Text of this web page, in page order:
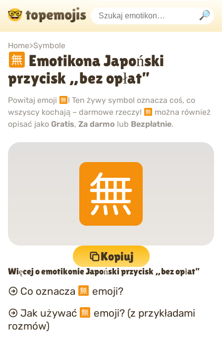
Home>Symbole
Emotikona Japoński
przycisk „bez opłat”
Powitaj emoji
! Ten żywy symbol oznacza coś, co
wszyscy kochają – darmowe rzeczy!
można również
opisać jako Gratis, Za darmo lub Bezpłatnie.
Kopiuj
Więcej o emotikonie Japoński przycisk „bez opłat”
Co oznacza
emoji?
Jak używać
emoji? (z przykładami
rozmów)